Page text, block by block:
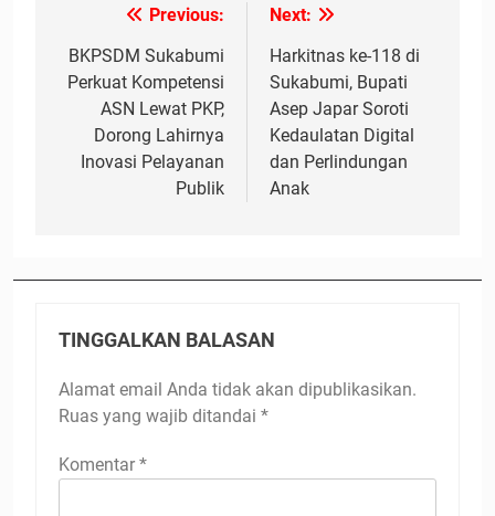
Navigasi
pos
Previous:
BKPSDM Sukabumi
Perkuat Kompetensi
ASN Lewat PKP,
Dorong Lahirnya
Inovasi Pelayanan
Publik
Next:
Harkitnas ke-118 di
Sukabumi, Bupati
Asep Japar Soroti
Kedaulatan Digital
dan Perlindungan
Anak
TINGGALKAN BALASAN
Alamat email Anda tidak akan dipublikasikan.
Ruas yang wajib ditandai *
Komentar *